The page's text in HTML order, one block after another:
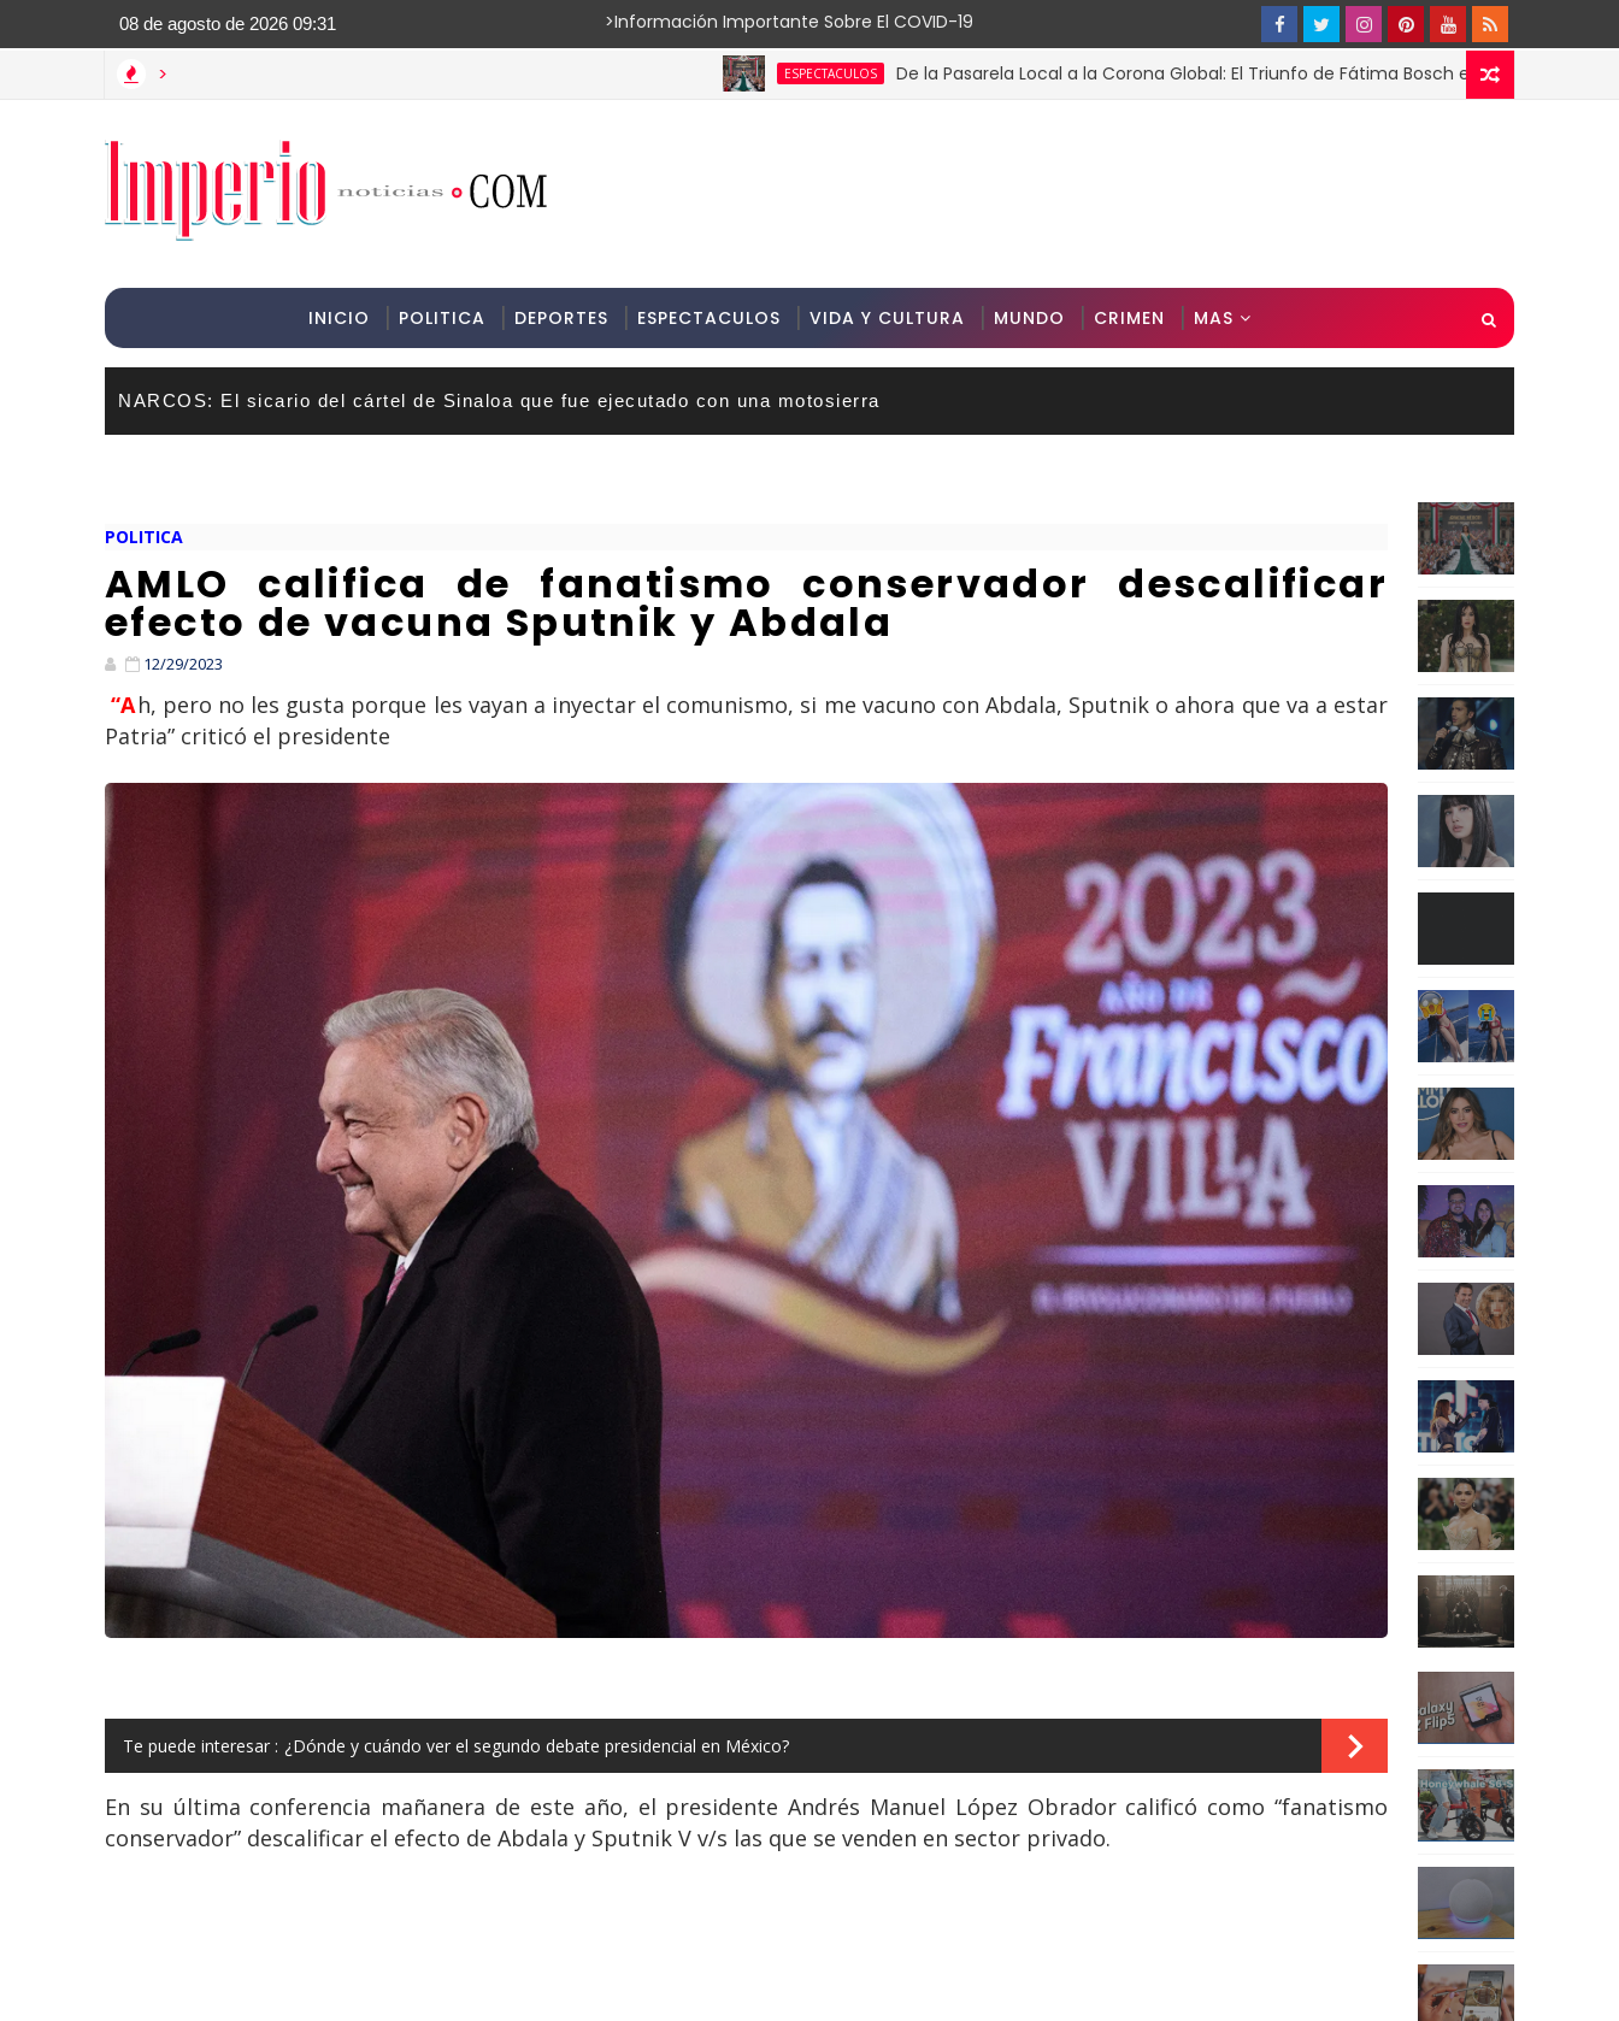
>Información Importante Sobre El COVID-19
> ESPECTACULOS De la Pasarela Local a la Corona Global: El Triunfo de Fátima Bosch en Miss Universo 2025
INICIO POLITICA DEPORTES ESPECTACULOS VIDA Y CULTURA MUNDO CRIMEN MAS
NARCOS: El sicario del cártel de Sinaloa que fue ejecutado con una motosierra
POLITICA
AMLO califica de fanatismo conservador descalificar
efecto de vacuna Sputnik y Abdala
12/29/2023
“Ah, pero no les gusta porque les vayan a inyectar el comunismo, si me vacuno con Abdala, Sputnik o ahora que va a estar
Patria” criticó el presidente
Te puede interesar : ¿Dónde y cuándo ver el segundo debate presidencial en México?
En su última conferencia mañanera de este año, el presidente Andrés Manuel López Obrador calificó como “fanatismo
conservador” descalificar el efecto de Abdala y Sputnik V v/s las que se venden en sector privado.